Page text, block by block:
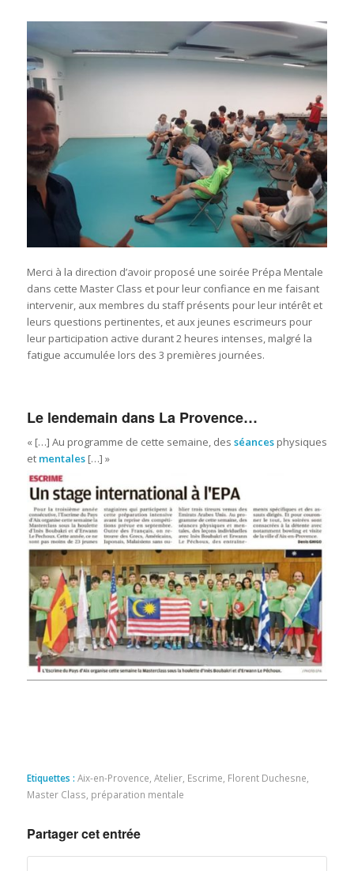
Merci à la direction d’avoir proposé une soirée Prépa Mentale
dans cette Master Class et pour leur confiance en me faisant
intervenir, aux membres du staff présents pour leur intérêt et
leurs questions pertinentes, et aux jeunes escrimeurs pour
leur participation active durant 2 heures intenses, malgré la
fatigue accumulée lors des 3 premières journées.
Le lendemain dans La Provence…
« […] Au programme de cette semaine, des séancesphysiques
et mentales[…] »
Etiquettes : Aix-en-Provence Atelier, Escrime Florent Duchesne
Master Class préparation mentale
Partager cet entrée